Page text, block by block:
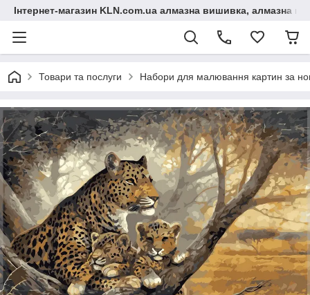
Інтернет-магазин KLN.com.ua алмазна вишивка, алмазна
Товари та послуги Набори для малювання картин за